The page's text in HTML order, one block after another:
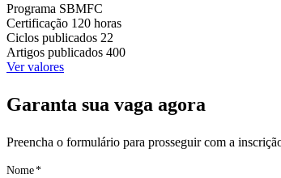
Programa SBMFC
Certificação 120 horas
Ciclos publicados 22
Artigos publicados 400
Ver valores
Garanta sua vaga agora
Preencha o formulário para prosseguir com a
Nome*